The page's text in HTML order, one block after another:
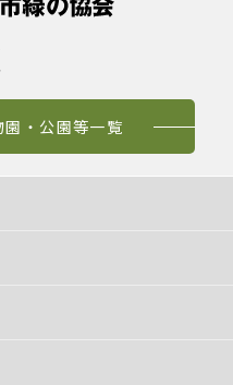
・公園等一覧